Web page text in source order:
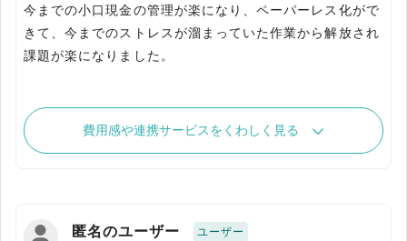
今までの小口現金の管理が楽になり、ペーパーレス化がで
きて、今までのストレスが溜まっていた作業から解放され
課題が楽になりました。
費用感や連携サービスをくわしく見る
匿名のユーザー ユーザー